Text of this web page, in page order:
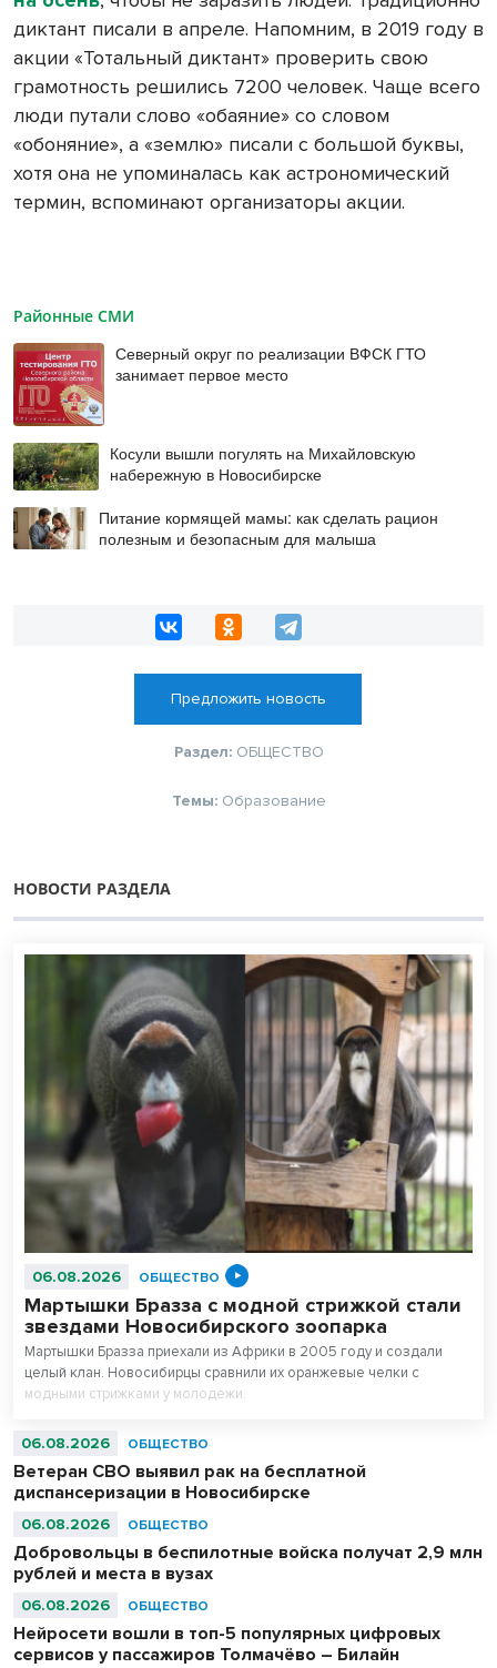
диктант писали в апреле. Напомним, в 2019 году в
акции «Тотальный диктант» проверить свою
грамотность решились 7200 человек. Чаще всего
люди путали слово «обаяние» со словом
«обоняние», а «землю» писали с большой буквы,
хотя она не упоминалась как астрономический
термин, вспоминают организаторы акции.
Районные СМИ
Северный округ по реализации ВФСК ГТО
занимает первое место
Косули вышли погулять на Михайловскую
набережную в Новосибирске
Питание кормящей мамы: как сделать рацион
полезным и безопасным для малыша
Предложить новость
Раздел: ОБЩЕСТВО
Темы: Образование
НОВОСТИ РАЗДЕЛА
06.08.2026 ОБЩЕСТВО
Мартышки Бразза с модной стрижкой стали
звездами Новосибирского зоопарка
Мартышки Бразза приехали из Африки в 2005 году и создали
целый клан. Новосибирцы сравнили их оранжевые челки с
модными стрижками у молодежи.
06.08.2026 ОБЩЕСТВО
Ветеран СВО выявил рак на бесплатной
диспансеризации в Новосибирске
06.08.2026 ОБЩЕСТВО
Добровольцы в беспилотные войска получат 2,9 млн
рублей и места в вузах
06.08.2026 ОБЩЕСТВО
Нейросети вошли в топ-5 популярных цифровых
сервисов у пассажиров Толмачёво – Билайн